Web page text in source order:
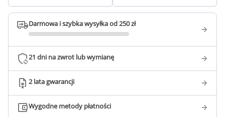
Darmowa i szybka wysyłka od 250 zł
21 dni na zwrot lub wymianę
2 lata gwarancji
Wygodne metody płatności